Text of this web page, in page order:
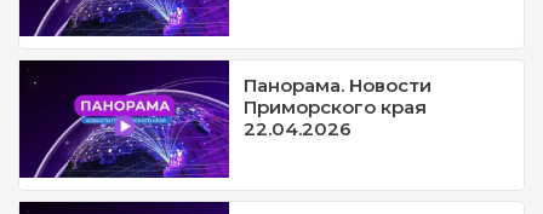
Панорама. Новости
Приморского края
22.04.2026